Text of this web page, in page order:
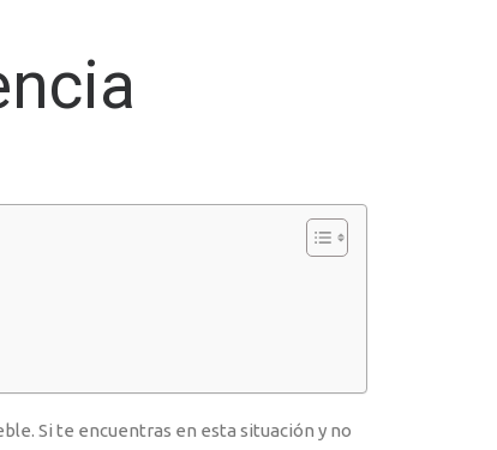
Si te encuentras en esta situación y no